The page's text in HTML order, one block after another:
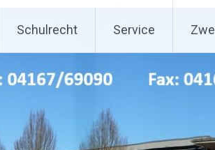
Schulrecht Service